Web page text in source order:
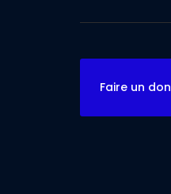
Faire un don